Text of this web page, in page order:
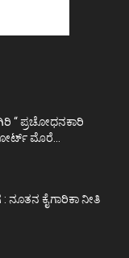
“ ಪ್ರಚೋಧನಕಾರಿ
ಮೊರೆ...
ನೂತನ ಕೈಗಾರಿಕಾ ನೀತಿ